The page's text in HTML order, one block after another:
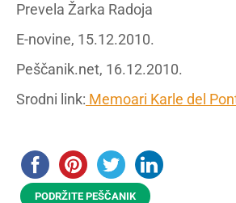
Prevela Žarka Radoja
E-novine, 15.12.2010.
Peščanik.net, 16.12.2010.
Srodni link: Memoari Karle del
PODRŽITE PEŠČANIK